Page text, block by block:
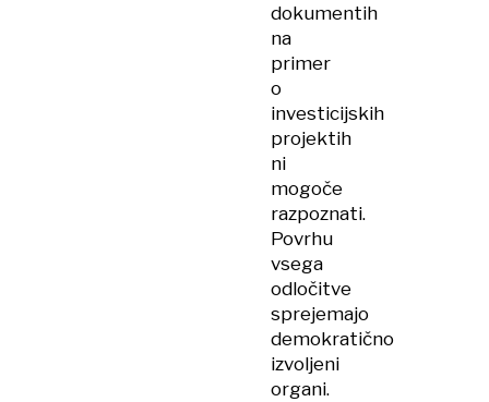
dokumentih
na
primer
o
investicijskih
projektih
ni
mogoče
razpoznati.
Povrhu
vsega
odločitve
sprejemajo
demokratično
izvoljeni
organi.